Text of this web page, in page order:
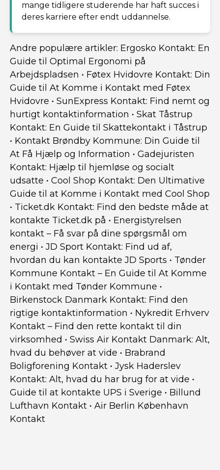
mange tidligere studerende har haft succes i
deres karriere efter endt uddannelse.
Andre populære artikler: Ergosko Kontakt: En
Guide til Optimal Ergonomi på
Arbejdspladsen • Føtex Hvidovre Kontakt: Din
Guide til At Komme i Kontakt med Føtex
Hvidovre • SunExpress Kontakt: Find nemt og
hurtigt kontaktinformation • Skat Tåstrup
Kontakt: En Guide til Skattekontakt i Tåstrup
• Kontakt Brøndby Kommune: Din Guide til
At Få Hjælp og Information • Gadejuristen
Kontakt: Hjælp til hjemløse og socialt
udsatte • Cool Shop Kontakt: Den Ultimative
Guide til at Komme i Kontakt med Cool Shop
• Ticket.dk Kontakt: Find den bedste måde at
kontakte Ticket.dk på • Energistyrelsen
kontakt – Få svar på dine spørgsmål om
energi • JD Sport Kontakt: Find ud af,
hvordan du kan kontakte JD Sports • Tønder
Kommune Kontakt – En Guide til At Komme
i Kontakt med Tønder Kommune •
Birkenstock Danmark Kontakt: Find den
rigtige kontaktinformation • Nykredit Erhverv
Kontakt – Find den rette kontakt til din
virksomhed • Swiss Air Kontakt Danmark: Alt,
hvad du behøver at vide • Brabrand
Boligforening Kontakt • Jysk Haderslev
Kontakt: Alt, hvad du har brug for at vide •
Guide til at kontakte UPS i Sverige • Billund
Lufthavn Kontakt • Air Berlin København
Kontakt